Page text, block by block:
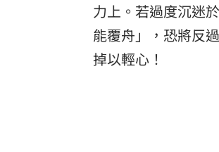
力上。若過度沉迷
能覆舟」，恐將反
掉以輕心！